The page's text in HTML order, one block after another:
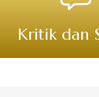
Kritik dan